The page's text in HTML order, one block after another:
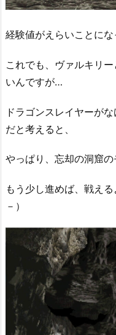
経験値がえらいことにな
これでも、ヴァルキリ
いんですが…
ドラゴンスレイヤーが
だと考えると、
やっぱり、忘却の洞窟
もう少し進めば、戦え
－）